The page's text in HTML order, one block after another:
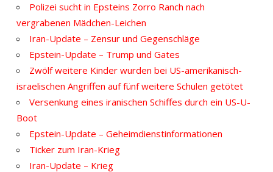
Polizei sucht in Epsteins Zorro Ranch nach
vergrabenen Mädchen-Leichen
Iran-Update – Zensur und Gegenschläge
Epstein-Update – Trump und Gates
Zwölf weitere Kinder wurden bei US-amerikanisch-
israelischen Angriffen auf fünf weitere Schulen getötet
Versenkung eines iranischen Schiffes durch ein US-U-
Boot
Epstein-Update – Geheimdienstinformationen
Ticker zum Iran-Krieg
Iran-Update – Krieg